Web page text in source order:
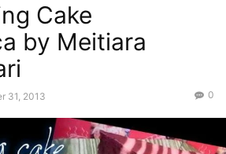
Cake
by Meitiara
31, 2013 0